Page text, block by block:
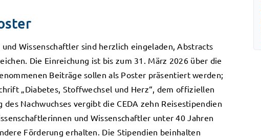
Wissenschaftler sind herzlich eingeladen, Abstracts
Die Einreichung ist bis zum 31. März 2026 über die
Beiträge sollen als Poster präsentiert werden;
„Diabetes, Stoffwechsel und Herz“, dem offiziellen
Nachwuchses vergibt die CEDA zehn Reisestipendien
und Wissenschaftler unter 40 Jahren
Förderung erhalten. Die Stipendien beinhalten